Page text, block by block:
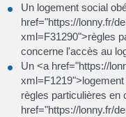
Un logement social
href="https://lonny.fr/
xml=F31290">règles
concerne l'accès au
Un <a href="https://
règles particulières en
href="https://lonny.fr/